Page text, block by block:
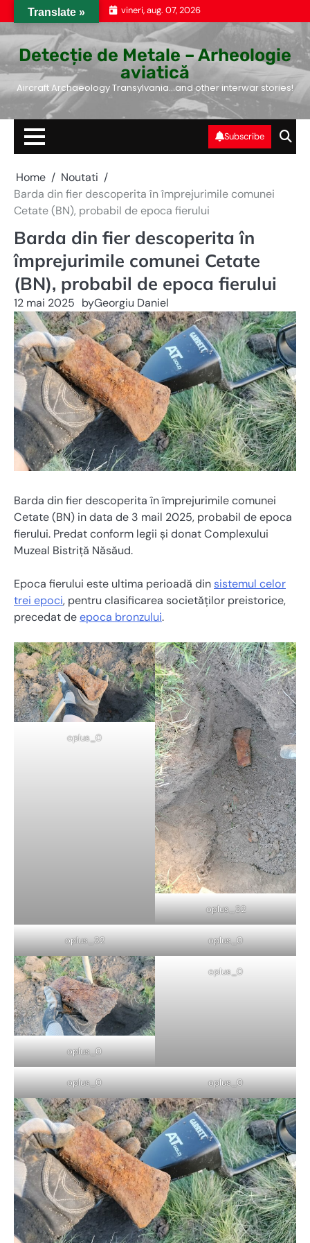
to
vineri, aug. 07, 2026
Detecție de Metale – Arheologie
aviatică
Aircraft Archaeology Transylvania…and other interwar stories!
Subscribe
Home
Noutati
Barda din fier descoperita în împrejurimile comunei
Cetate (BN), probabil de epoca fierului
Barda din fier descoperita în
împrejurimile comunei Cetate
(BN), probabil de epoca fierului
12 mai 2025 byGeorgiu Daniel
Barda din fier descoperita în împrejurimile comunei
Cetate (BN) in data de 3 mail 2025, probabil de epoca
fierului. Predat conform legii și donat Complexului
Muzeal Bistriță Năsăud.
Epoca fierului este ultima perioadă dinsistemul celor
trei epoci, pentru clasificarea societăților preistorice,
precedat deepoca bronzului.
oplus_0
oplus_32
oplus_32 oplus_0
oplus_0
oplus_0
oplus_0 oplus_0
Translate »